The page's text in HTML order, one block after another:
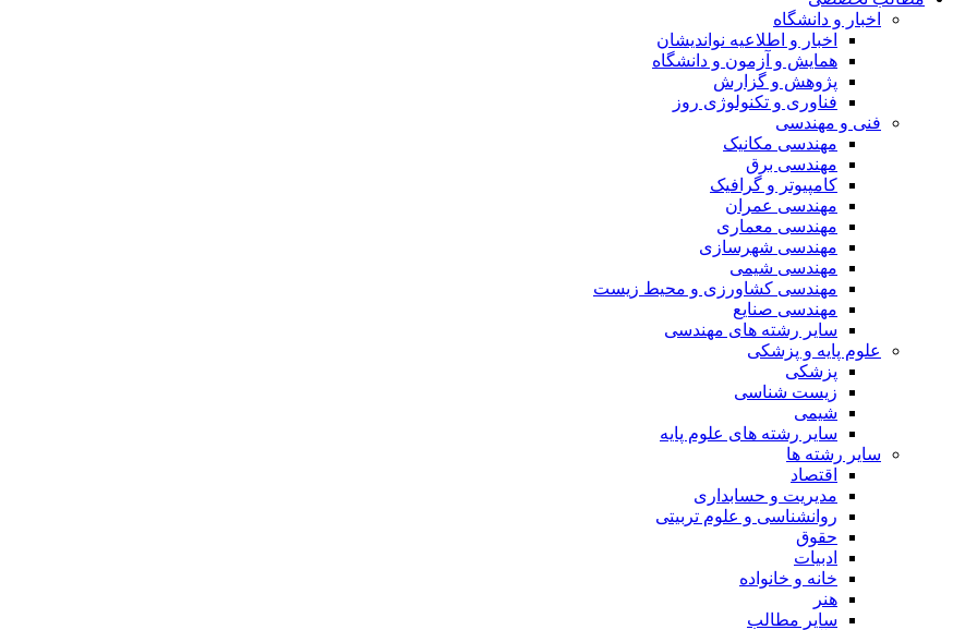
اخبار و دانشگاه
اخبار و اطلاعیه نواندیشان
همایش و آزمون و دانشگاه
پژوهش و گزارش
فناوری و تکنولوژی روز
فنی و مهندسی
مهندسی مکانیک
مهندسی برق
کامپیوتر و گرافیک
مهندسی عمران
مهندسی معماری
مهندسی شهرسازی
مهندسی شیمی
مهندسی کشاورزی و محیط زیست
مهندسی صنایع
سایر رشته های مهندسی
علوم پایه و پزشکی
پزشکی
زیست شناسی
شیمی
سایر رشته های علوم پایه
سایر رشته ها
اقتصاد
مدیریت و حسابداری
روانشناسی و علوم تربیتی
حقوق
ادبیات
خانه و خانواده
هنر
سایر مطالب